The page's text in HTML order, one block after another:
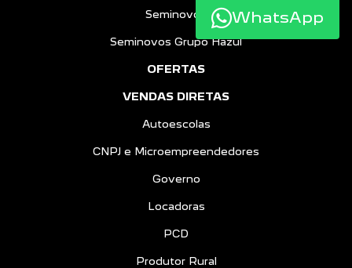
Seminovos
Seminovos Grupo Hazul
OFERTAS
VENDAS DIRETAS
Autoescolas
CNPJ e Microempreendedores
Governo
Locadoras
PCD
Produtor Rural
WhatsApp